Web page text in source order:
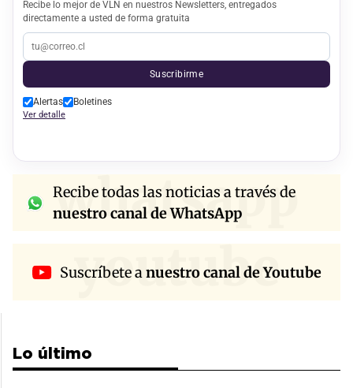
Recibe lo mejor de VLN en nuestros Newsletters, entregados
directamente a usted de forma gratuita
Suscribirme
Alertas Boletines
Ver detalle
whatsapp
Recibe todas las noticias a través de
nuestro canal de WhatsApp
youtube
Suscríbete anuestro canal de Youtube
Lo último